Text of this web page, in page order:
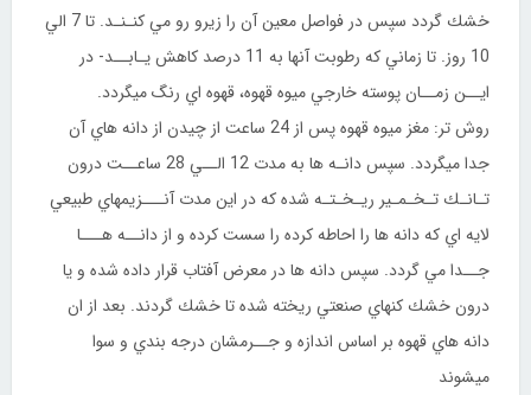
خشك گردد سپس در فواصل معين آن را زيرو رو مي كنـنـد. تا 7 الي
10 روز. تا زماني كه رطوبت آنها به 11 درصد كاهش يـابــد- در
ايــن زمــان پوسته خارجي ميوه قهوه، قهوه اي رنگ ميگردد.
روش تر: مغز ميوه قهوه پس از 24 ساعت از چيدن از دانه هاي آن
جدا ميگردد. سپس دانـه ها به مدت 12 الــي 28 ساعــت درون
تـانـك تـخـمـير ريـخـتـه شده كه در اين مدت آنـــزيمهاي طبيعي
لايه اي كه دانه ها را احاطه كرده را سست كرده و از دانــه هـــا
جــدا مي گردد. سپس دانه ها در معرض آفتاب قرار داده شده و يا
درون خشك كنهاي صنعتي ريخته شده تا خشك گردند. بعد از ان
دانه هاي قهوه بر اساس اندازه و جــرمشان درجه بندي و سوا
ميشوند